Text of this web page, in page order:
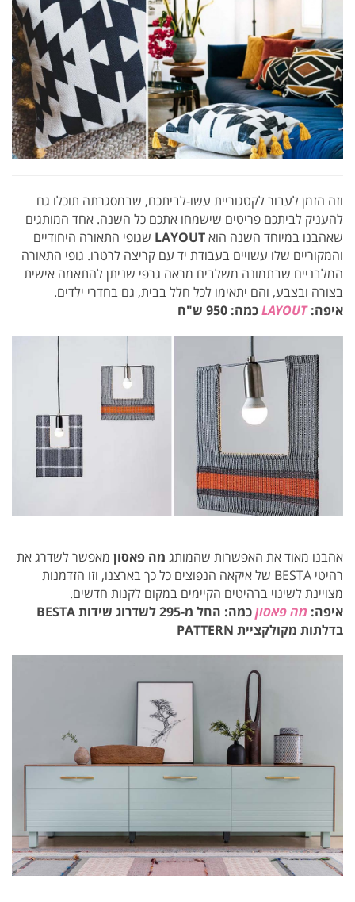
וזה הזמן לעבור לקטגוריית עשו-לביתכם, שבמסגרתה תוכלו גם
להעניק לביתכם פריטים שישמחו אתכם כל השנה. אחד המותגים
שאהבנו במיוחד השנה הואLAYOUT שגופי התאורה היחודיים
והמקוריים שלו עשויים בעבודת יד עם קריצה לרטרו. גופי התאורה
המלבניים שבתמונה משלבים מראה גרפי שניתן להתאמה אישית
בצורה ובצבע, והם יתאימו לכל חלל בבית, גם בחדרי ילדים.
איפה:LAYOUTכמה: 950 ש"ח
אהבנו מאוד את האפשרות שהמותג מה פאסון מאפשר לשדרג את
רהיטי BESTA של איקאה הנפוצים כל כך בארצנו, וזו הזדמנות
מצויינת לשינוי ברהיטים הקיימים במקום לקנות חדשים.
איפה: מה פאסון
כמה: החל מ-295 לשדרוג שידות BESTA
בדלתות מקולקציית PATTERN